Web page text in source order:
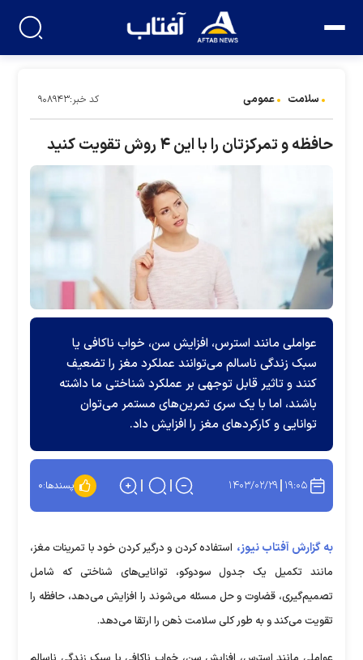
سلامت عمومی کد خبر:۹۰۸۹۴۳
حافظه و تمرکزتان را با این ۴ روش تقویت کنید
عواملی مانند استرس، افزایش سن، خواب ناکافی یا
سبک زندگی ناسالم می‌توانند عملکرد مغز را تضعیف
کنند و تاثیر قابل توجهی بر عملکرد شناختی ما داشته
باشند، اما با یک سری تمرین‌های مستمر می‌توان
توانایی و کارکرد‌های مغز را افزایش داد.
۱۹:۰۵ ۱۴۰۳/۰۲/۲۹ پسندها:۰
به گزارش آفتاب نیوز، استفاده کردن و درگیر کردن خود با تمرینات مغز،
مانند تکمیل یک جدول سودوکو، توانایی‌های شناختی که شامل
تصمیم‌گیری، قضاوت و حل مسئله می‌شوند را افزایش می‌دهد، حافظه را
تقویت می‌کند و به طور کلی سلامت ذهن را ارتقا می‌دهد.